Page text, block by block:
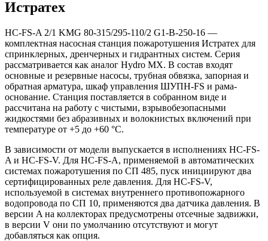
Истратех
HC-FS-A 2/1 KMG 80-315/295-110/2 G1-B-250-16 —
комплектная насосная станция пожаротушения Истратех для
спринклерных, дренчерных и гидрантных систем. Серия
рассматривается как аналог Hydro MX. В состав входят
основные и резервные насосы, трубная обвязка, запорная и
обратная арматура, шкаф управления ШУПН-FS и рама-
основание. Станция поставляется в собранном виде и
рассчитана на работу с чистыми, взрывобезопасными
жидкостями без абразивных и волокнистых включений при
температуре от +5 до +60 °С.
В зависимости от модели выпускается в исполнениях HC-FS-
A и HC-FS-V. Для HC-FS-A, применяемой в автоматических
системах пожаротушения по СП 485, пуск инициируют два
сертифицированных реле давления. Для HC-FS-V,
используемой в системах внутреннего противопожарного
водопровода по СП 10, применяются два датчика давления. В
версии A на коллекторах предусмотрены отсечные задвижки,
в версии V они по умолчанию отсутствуют и могут
добавляться как опция.